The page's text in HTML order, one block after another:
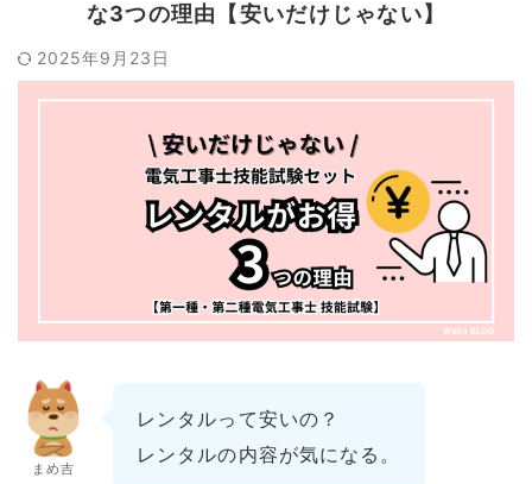
な3つの理由【安いだけじゃない】
2025年9月23日
まめ吉
レンタルって安いの？
レンタルの内容が気になる。